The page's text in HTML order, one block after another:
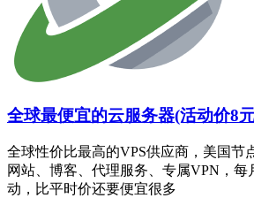
全球最便宜的云服务器(活动价8
全球性价比最高的VPS供应商，美国节
网站、博客、代理服务、专属VPN，每
动，比平时价还要便宜很多